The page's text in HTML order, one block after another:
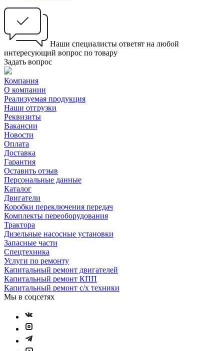
Наши специалисты ответят на любой
интересующий вопрос по товару
Задать вопрос
Компания
О компании
Реализуемая продукция
Наши отгрузки
Реквизиты
Вакансии
Новости
Оплата
Доставка
Гарантия
Оставить отзыв
Персональные данные
Каталог
Двигатели
Коробки переключения передач
Комплекты переоборудования
Трактора
Дизельные насосные установки
Запасные части
Спецтехника
Услуги по ремонту
Капитальный ремонт двигателей
Капитальный ремонт КПП
Капитальный ремонт с/х техники
Мы в соцсетях